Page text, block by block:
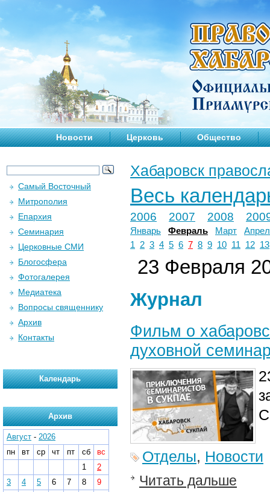
Новости Церковь Общество
Хабаровск
Весь
2006 2007 2008
Январь Февраль Март
1
2 3 4 5 6 7 8 9 10 11 12 13
23 Февраля
Журнал
Фильм о
духовной
Отделы, Новости
Читать дальше
Самый Восточный
Митрополия
Епархия
Семинария
Церковные СМИ
Блогосфера
Фотогалерея
Медиатека
Вопросы священнику
Архив
Контакты
Календарь
Архив
Август - 2026
пн
вт ср чт пт сб
вс
1
2
3
4 5 6 7 8
9